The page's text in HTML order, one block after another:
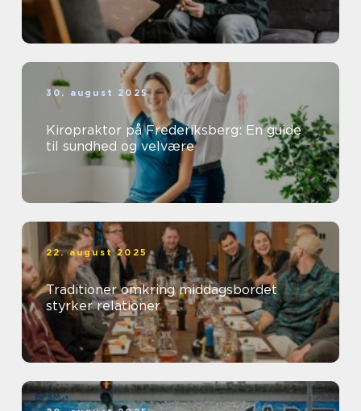
30. august 2025
Kiropraktor på Frederiksberg: En guide
til sundhed og velvære
22. august 2025
Traditioner omkring middagsbordet
styrker relationer